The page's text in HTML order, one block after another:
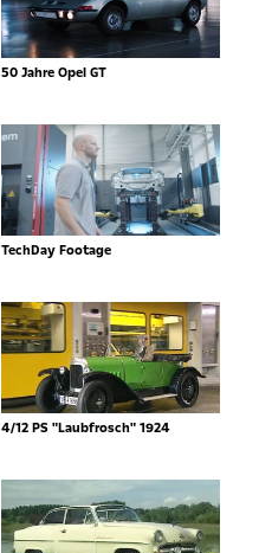
50 Jahre Opel GT
TechDay Footage
4/12 PS "Laubfrosch" 1924